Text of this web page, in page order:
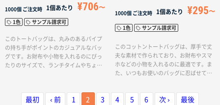
1000個 ご注文時 1個あたり ¥706
1色 サンプル請求可
このトートバッグは、丸みのあるパイプ
の持ち手がポイントのカジュアルなバッ
グです。お財布や小物を入れるのにぴっ
たりのサイズで、ランチタイムやちょっ
さしい質感が魅力的です。単色印刷に対
応しており、お好みのデザインでオリジ
1000個 ご注文時 1個あたり ¥295
1色 サンプル請求可
このコットントートバッグは、厚手で丈
夫な素材で作られており、お財布やスマ
ホなどの小物を入れるのに最適です。ま
た、いつもお使いのバッグに忍ばせて、
広い用途にご利用いただけます。単色印
最初 ‹ 前 1 2 3 4 5 6 次 › 最後